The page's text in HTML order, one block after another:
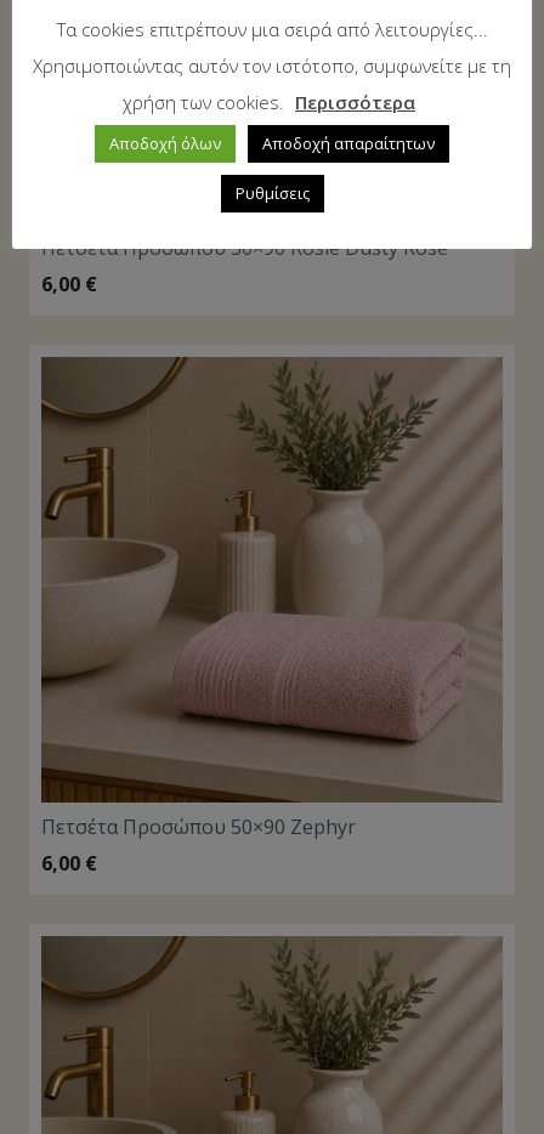
Πετσέτα Προσώπου 50×90 Rosie Dusty Rose
6,00 €
Πετσέτα Προσώπου 50×90 Zephyr
6,00 €
Τα cookies επιτρέπουν μια σειρά από λειτουργίες...
Χρησιμοποιώντας αυτόν τον ιστότοπο, συμφωνείτε με τη
χρήση των cookies.
Περισσότερα
Αποδοχή όλων Αποδοχή απαραίτητων
Ρυθμίσεις